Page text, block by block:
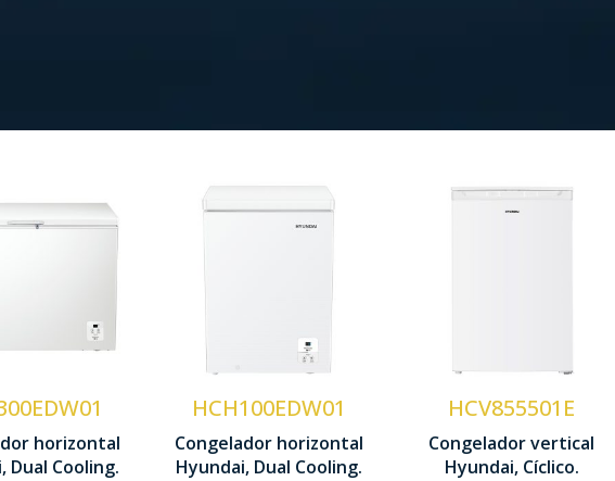
horizontal
Dual Cooling.
Litros
HCH100EDW01
Congelador horizontal
Hyundai, Dual Cooling.
Tecnología
Sistema Dual
Cooling
HCV855501E
Congelador vertical
Hyundai, Cíclico.
Manual